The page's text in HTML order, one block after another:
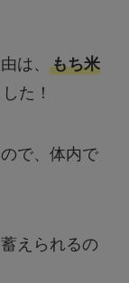
は、 もち米
た！
で、体内で
えられるの